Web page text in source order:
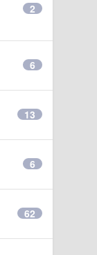
2
6
13
6
62